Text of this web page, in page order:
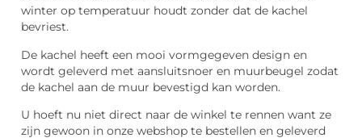
winter op temperatuur houdt zonder dat de kachel
bevriest.
De kachel heeft een mooi vormgegeven design en
wordt geleverd met aansluitsnoer en muurbeugel zodat
de kachel aan de muur bevestigd kan worden.
U hoeft nu niet direct naar de winkel te rennen want ze
zijn gewoon in onze webshop te bestellen en geleverd